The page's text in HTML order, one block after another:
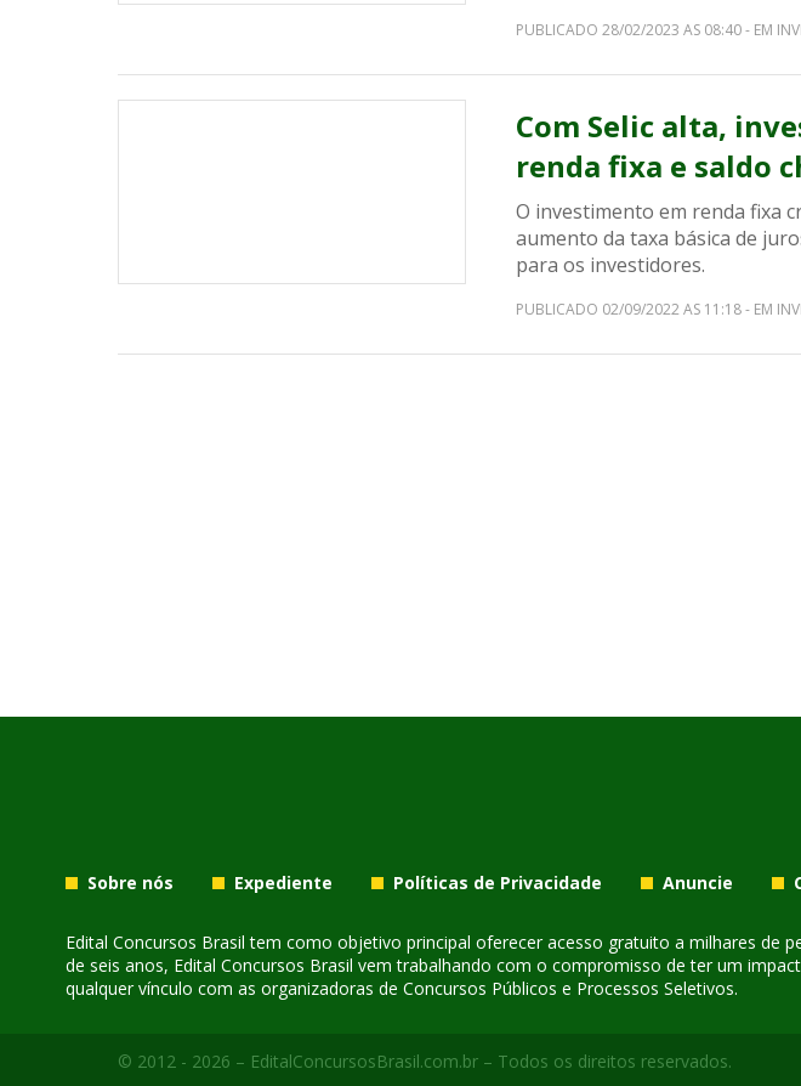
PUBLICADO 28/02/2023 AS 08:40 - EM
Com Selic alta,
renda fixa e saldo
O investimento em renda fixa
aumento da taxa básica de
para os investidores.
PUBLICADO 02/09/2022 AS 11:18 - EM
Sobre nós Expediente Políticas de Privacidade Anuncie
Edital Concursos Brasil tem como objetivo principal oferecer acesso gratuito a milhares de
de seis anos, Edital Concursos Brasil vem trabalhando com o compromisso de ter um
qualquer vínculo com as organizadoras de Concursos Públicos e Processos Seletivos.
© 2012 - 2026 – EditalConcursosBrasil.com.br – Todos os direitos reservados.